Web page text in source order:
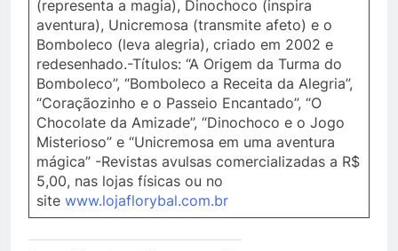
(representa a magia), Dinochoco (inspira
aventura), Unicremosa (transmite afeto) e o
Bomboleco (leva alegria), criado em 2002 e
redesenhado.-Títulos: “A Origem da Turma do
Bomboleco”, “Bomboleco a Receita da Alegria”,
“Coraçãozinho e o Passeio Encantado”, “O
Chocolate da Amizade”, “Dinochoco e o Jogo
Misterioso” e “Unicremosa em uma aventura
mágica” -Revistas avulsas comercializadas a R$
5,00, nas lojas físicas ou no
site www.lojaflorybal.com.br